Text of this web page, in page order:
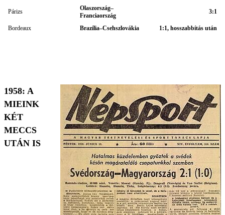
Párizs
Olaszország–
Franciaország
3:1
Bordeaux Brazília–Csehszlovákia 1:1, hosszabbítás után
1958: A
MIEINK
KÉT
MECCS
UTÁN IS